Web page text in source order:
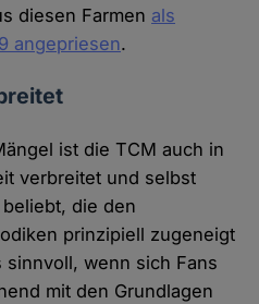
diesen Farmen als
angepriesen.
ist die TCM auch in
verbreitet und selbst
die den
prinzipiell zugeneigt
sinnvoll, wenn sich Fans
mit den Grundlagen